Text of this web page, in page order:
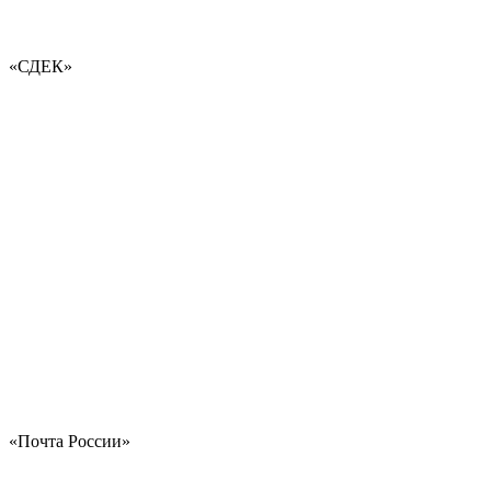
«СДЕК»
«Почта России»